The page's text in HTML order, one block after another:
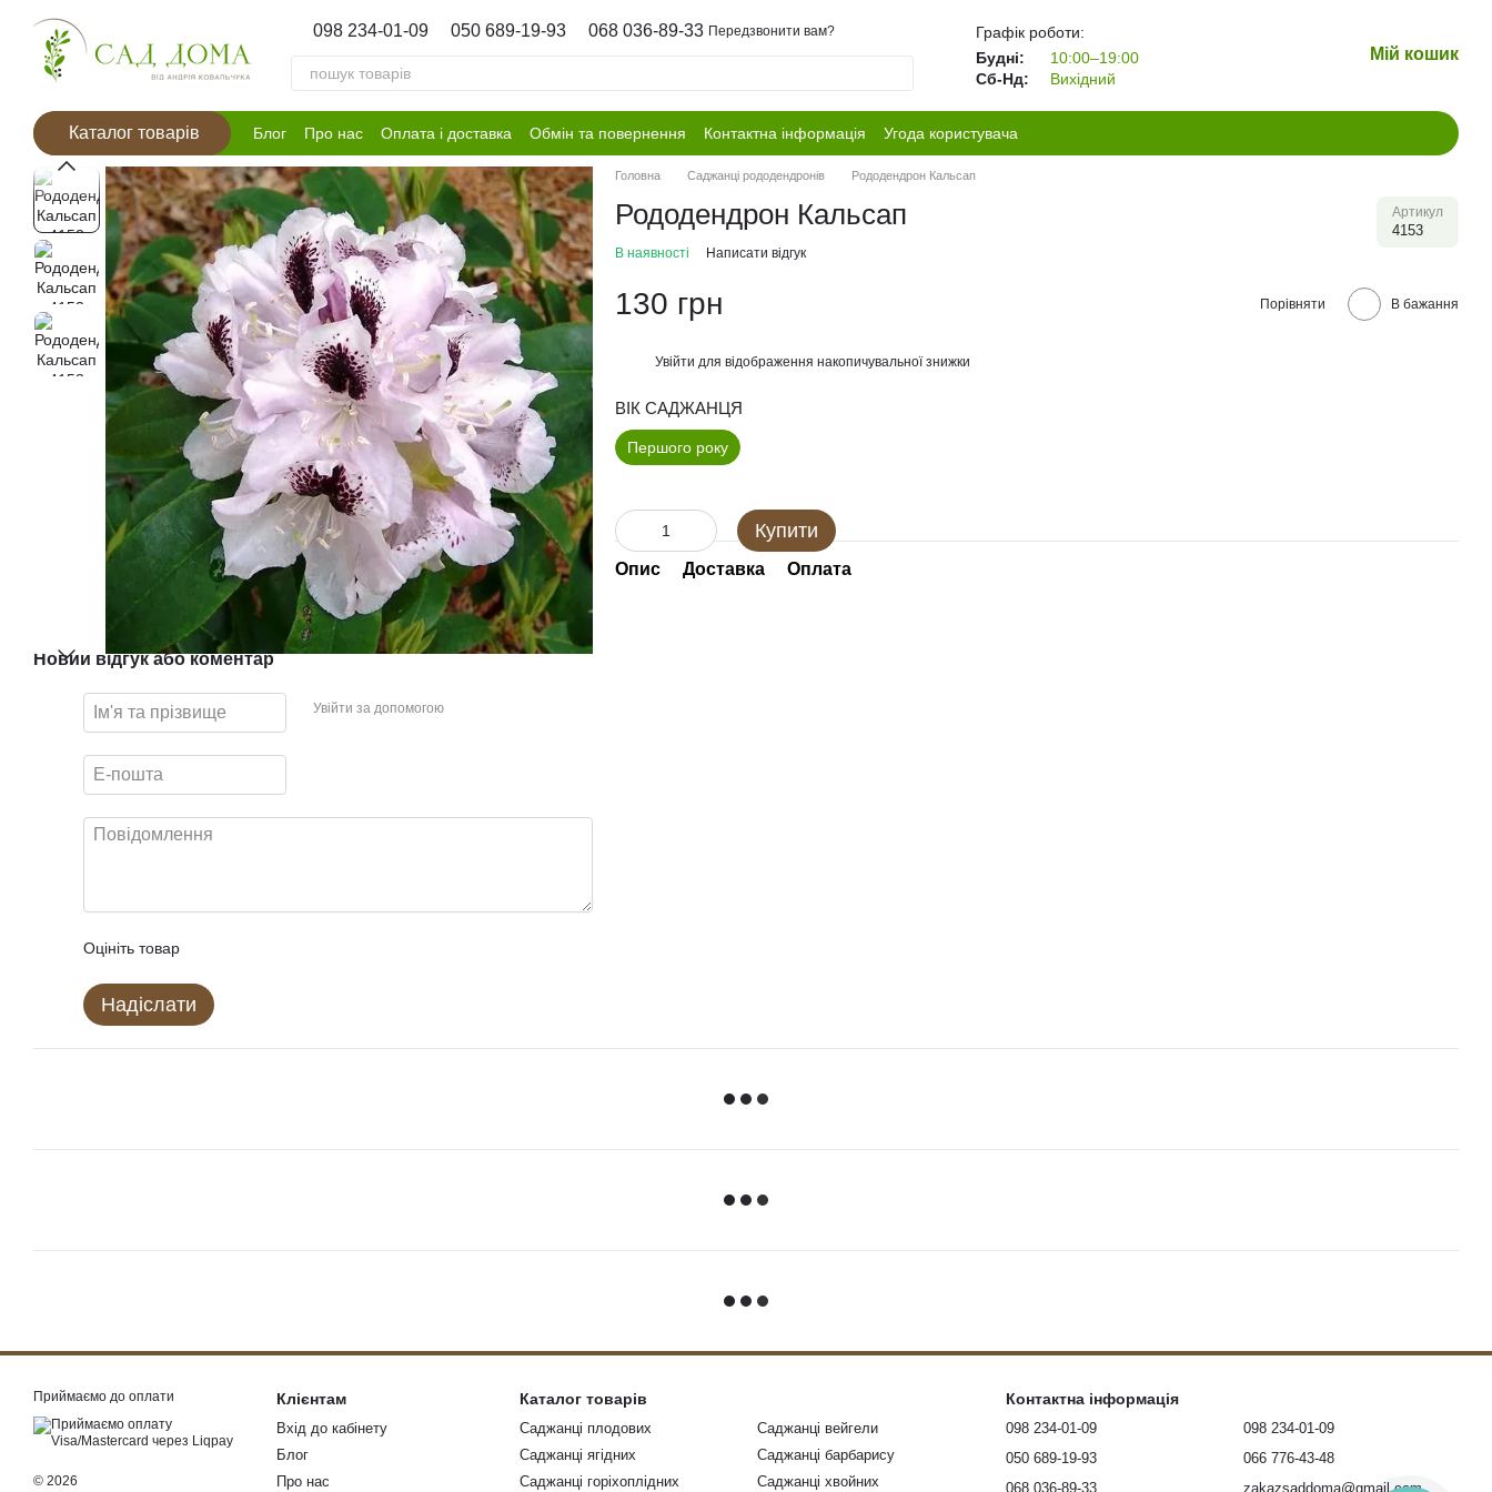
Перейти к основному контенту
098 234-01-09 050 689-19-93 068 036-89-33 Передзвонити вам?
Графік роботи:
Будні:
10:00–19:00
Сб-Нд:
Вихідний
Мій кошик
Каталог товарів Блог Про нас Оплата і доставка Обмін та повернення Контактна інформація Угода користувача
Новий відгук або коментар
Увійти за допомогою
Оцініть товар
Надіслати
Головна Саджанці рододендронів Рододендрон Кальсап
Рододендрон Кальсап Артикул
4153
В наявності Написати відгук
130 грн Порівняти В бажання
Увійти для відображення накопичувальної знижки
ВІК САДЖАНЦЯ
Першого року
Купити
Опис Доставка Оплата
Приймаємо до оплати
© 2026
Клієнтам
Вхід до кабінету
Блог
Про нас
Каталог товарів
Саджанці плодових
Саджанці ягідних
Саджанці горіхоплідних
Саджанці вейгели
Саджанці барбарису
Саджанці хвойних
Контактна інформація
098 234-01-09
050 689-19-93
068 036-89-33
098 234-01-09
066 776-43-48
zakazsaddoma@gmail.com